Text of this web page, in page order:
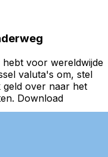
hebt voor wereldwijde
valuta's om, stel
geld over naar het
Download